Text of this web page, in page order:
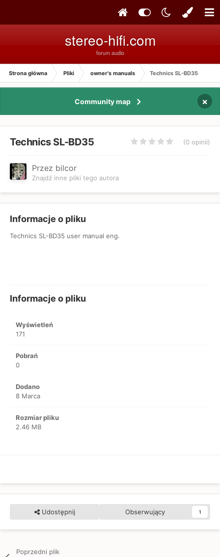
stereo-hifi.com
forum audio
Strona główna Pliki owner's manuals Technics SL-BD35
Community map ×
Technics SL-BD35 (0 opinii)
Przez bilcor
Znajdź inne pliki tego autora
Informacje o pliku
Technics SL-BD35 user manual eng.
Informacje o pliku
Wyświetleń
171
Pobrań
0
Dodano
8 Marca
Rozmiar pliku
2.46 MB
Udostępnij Obserwujący 1
Poprzedni plik